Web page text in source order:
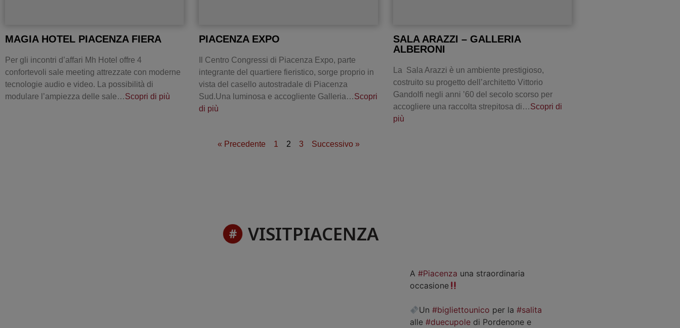
MAGIA HOTEL PIACENZA FIERA
Per gli incontri d’affari Mh Hotel offre 4
confortevoli sale meeting attrezzate con moderne
tecnologie audio e video. La possibilità di
modulare l’ampiezza delle sale…Scopri di più
PIACENZA EXPO
Il Centro Congressi di Piacenza Expo, parte
integrante del quartiere fieristico, sorge proprio in
vista del casello autostradale di Piacenza
Sud.Una luminosa e accogliente Galleria…Scopri
di più
SALA ARAZZI – GALLERIA
ALBERONI
La Sala Arazzi è un ambiente prestigioso,
costruito su progetto dell’architetto Vittorio
Gandolfi negli anni ’60 del secolo scorso per
accogliere una raccolta strepitosa di…Scopri di
più
« Precedente 1 2 3 Successivo »
VISITPIACENZA
A #Piacenza una straordinaria
occasione
Un#bigliettounico per la#salita
alle #duecupoledi Pordenone e